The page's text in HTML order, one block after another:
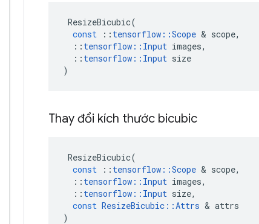
ResizeBicubic(
const
:: tensorflow ::Scope & scope,
:: tensorflow :: Input images,
:: tensorflow :: Input size
)
Thay đổi kích thước bicubic
ResizeBicubic(
const
:: tensorflow ::Scope & scope,
:: tensorflow :: Input images,
:: tensorflow :: Input size,
const ResizeBicubic ::Attrs & attrs
)